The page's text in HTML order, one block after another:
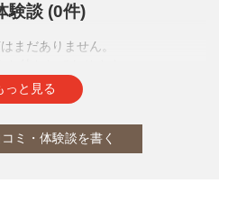
験談 (0件)
まだありません。
っと見る
ミ・体験談を書く